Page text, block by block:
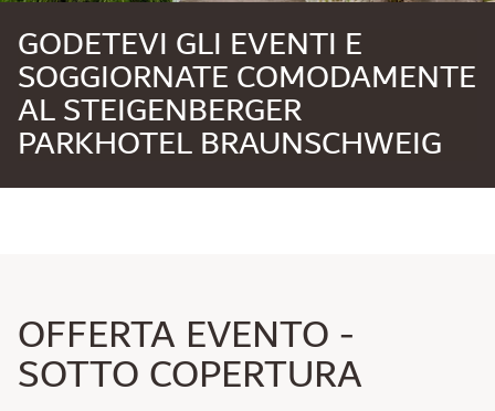
GODETEVI GLI EVENTI E
SOGGIORNATE COMODAMENTE
AL STEIGENBERGER
PARKHOTEL BRAUNSCHWEIG
OFFERTA EVENTO -
SOTTO COPERTURA